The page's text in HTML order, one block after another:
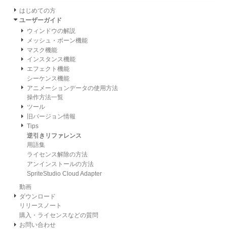
はじめての方
ユーザーガイド
ウィンドウの解説
メッシュ・ボーン機能
マスク機能
インスタンス機能
エフェクト機能
シーケンス機能
アニメーションデータの使用方法
操作方法一覧
ツール
旧バージョン情報
Tips
逆引きリファレンス
用語集
ライセンス解除の方法
アンインストールの方法
SpriteStudio Cloud Adapter
動画
ダウンロード
リリースノート
購入・ライセンスなどの質問
お問い合わせ